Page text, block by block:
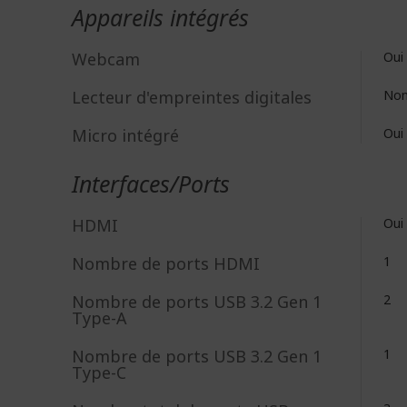
Appareils intégrés
Webcam Oui
Lecteur d'empreintes digitales
Micro intégré Oui
Interfaces/Ports
HDMI Oui
Nombre de ports HDMI 1
Nombre de ports USB 3.2 Gen 1
Type-A
2
Nombre de ports USB 3.2 Gen 1
Type-C
1